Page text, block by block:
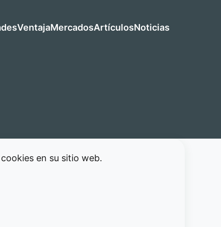
VentajaMercadosArtículosNoticias
en su sitio web.